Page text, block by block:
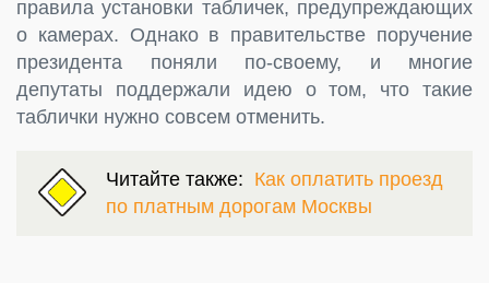
правила установки табличек, предупреждающих
о камерах. Однако в правительстве поручение
президента поняли по-своему, и многие
депутаты поддержали идею о том, что такие
таблички нужно совсем отменить.
Читайте также: Как оплатить проезд
по платным дорогам Москвы